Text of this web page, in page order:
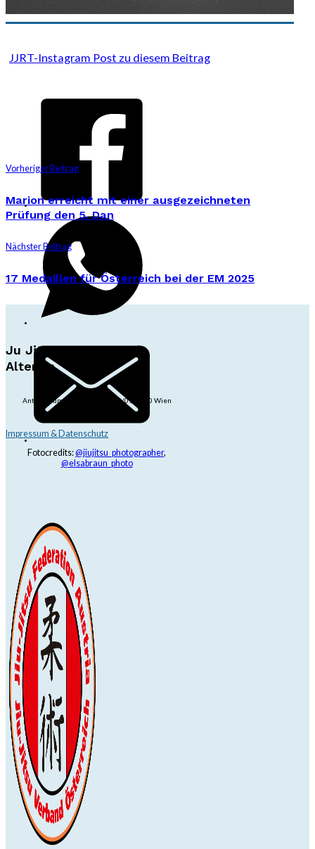
JJRT-Instagram Post zu diesem Beitrag
Vorheriger Beitrag
Marion erreicht mit einer ausgezeichneten
Prüfung den 5. Dan
Nächster Beitrag
17 Medaillen für Österreich bei der EM 2025
Ju Jitsu Ryu Tsunami
Alterlaa
Anton-Baumgartner-Str. 44/B8/01, 1230 Wien
Impressum & Datenschutz
Fotocredits:@jiujitsu_photographer,
@elsabraun_photo